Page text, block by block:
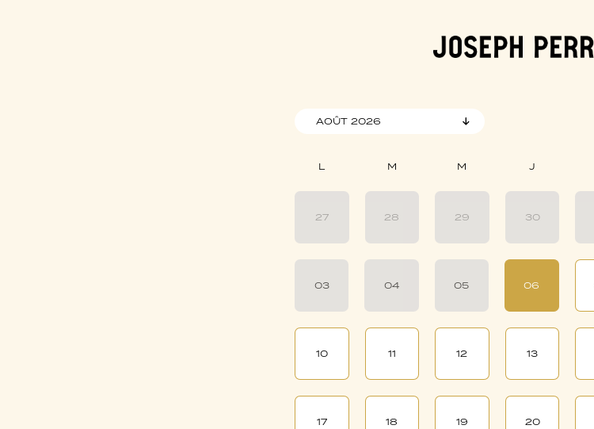
AOÛT 2026
27 28 29 30
03 04 05 06
10 11 12 13
17 18 19 20